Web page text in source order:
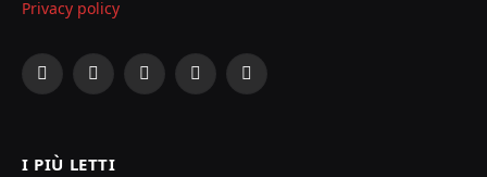
Privacy policy
Facebook
X
InstagramYouTubeLinkedIn
I PIÙ LETTI